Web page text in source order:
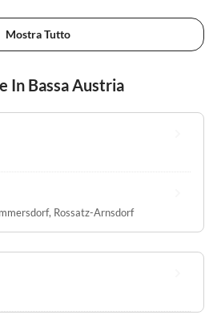
Mostra Tutto
In Bassa Austria
, Rossatz-Arnsdorf